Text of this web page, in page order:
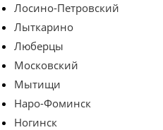
Лосино-Петровский
Лыткарино
Люберцы
Московский
Мытищи
Наро-Фоминск
Ногинск